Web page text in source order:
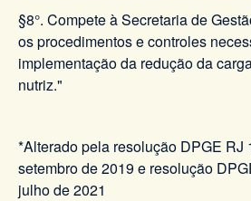
§8°. Compete à Secretaria de
os procedimentos e controles
implementação da redução da
nutriz."
*Alterado pela resolução DPGE RJ
setembro de 2019 e resolução
julho de 2021